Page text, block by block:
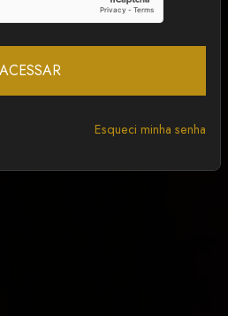
ACESSAR
Esqueci minha senha